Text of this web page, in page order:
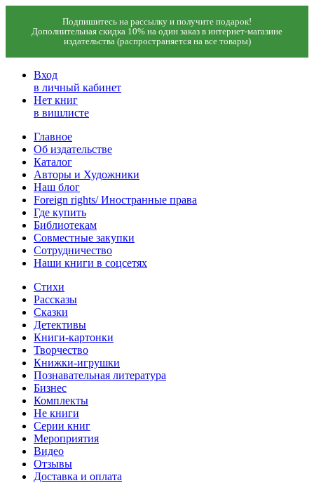
Подпишитесь на рассылку и получите подарок!
Дополнительная скидка 10% на один заказ в интернет-магазине
издательства (распространяется на все товары)
Вход
в личный кабинет
Нет книг
в вишлисте
Главное
Об издательстве
Каталог
Авторы и Художники
Наш блог
Foreign rights/ Иностранные права
Где купить
Библиотекам
Совместные закупки
Сотрудничество
Наши книги в соцсетях
Стихи
Рассказы
Сказки
Детективы
Книги-картонки
Творчество
Книжки-игрушки
Познавательная литература
Бизнес
Комплекты
Не книги
Серии книг
Мероприятия
Видео
Отзывы
Доставка и оплата